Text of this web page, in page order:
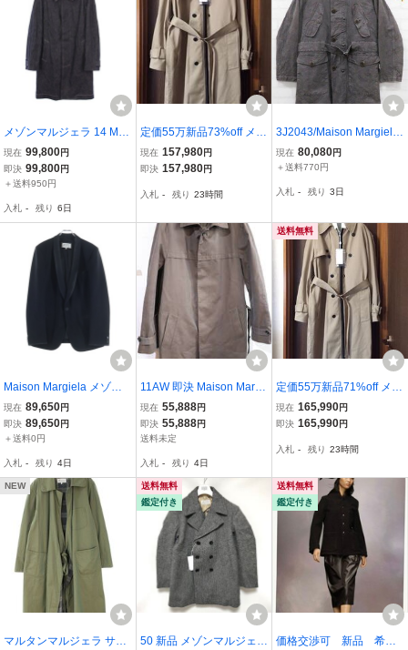
メゾンマルジェラ 14 Mai
son Margiela 14 18AW デ
ニムステンカラーコート
アウター ロング 44 イン
メンズ
現在 99,800円
即決 99,800円
＋送料950円
入札 - 残り 6日
定価55万新品73%off メゾ
ンマルジェラ トレンチコ
ート デニム ブルゾン ジ
9SS 48 M Maison Margiel
現在 157,980円
即決 157,980円
入札 - 残り 23時間
3J2043/Maison Margiela
10 05SS モッズコート こ
このえ イタリア製 メゾン
現在 80,080円
＋送料770円
入札 - 残り 3日
Maison Margiela メゾン
マルジェラ 24SS Single J
acket シングルジャケット
ブラック S51BN0432 S7
現在 89,650円
即決 89,650円
＋送料0円
入札 - 残り 4日
11AW 即決 Maison Martin
Margiela メゾンマルタン
マルジェラ ⑭ ウエストベ
ルト＆フラップヨーク付
ラーコート 46
現在 55,888円
即決 55,888円
送料未定
入札 - 残り 4日
送料無料
定価55万新品71%off メゾ
ンマルジェラ トレンチコ
ート デニム ブルゾン ジ
ト 19SS 46 S Maison Mar
現在 165,990円
即決 165,990円
入札 - 残り 23時間
NEW
マルタンマルジェラ サイ
送料無料
鑑定付き
50 新品 メゾンマルジェラ
送料無料
鑑定付き
価格交渉可 新品 希少